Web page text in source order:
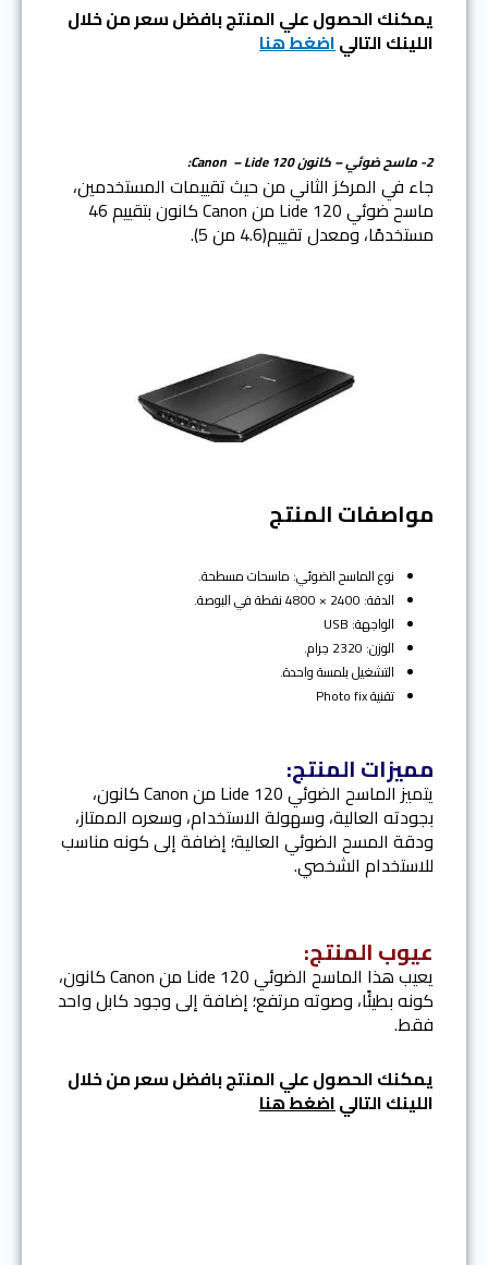
يمكنك الحصول علي المنتج بافضل سعر من خلال
اللينك التالياضغط هنا
2- ماسح ضوئي – كانون Canon – Lide 120:
جاء في المركز الثاني من حيث تقييمات المستخدمين،
ماسح ضوئي Lide 120 من Canon كانون بتقييم 46
مستخدمًا، ومعدل تقييم(4.6 من 5).
مواصفات المنتج
نوع الماسح الضوئي: ماسحات مسطحة.
الدقة: 2400 × 4800 نقطة في البوصة.
الواجهة: USB
الوزن: 2320 جرام.
التشغيل بلمسة واحدة.
تقنية Photo fix
مميزات المنتج:
يتميز الماسح الضوئي Lide 120 من Canon كانون،
بجودته العالية، وسهولة الاستخدام، وسعره الممتاز،
ودقة المسح الضوئي العالية؛ إضافة إلى كونه مناسب
للاستخدام الشخصي.
عيوب المنتج:
يعيب هذا الماسح الضوئي Lide 120 من Canon كانون،
كونه بطيئًا، وصوته مرتفع؛ إضافة إلى وجود كابل واحد
فقط.
يمكنك الحصول علي المنتج بافضل سعر من خلال
اللينك التالياضغط هنا